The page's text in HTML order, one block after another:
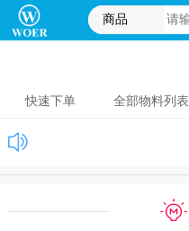
商品
快速下单 全部物料列表